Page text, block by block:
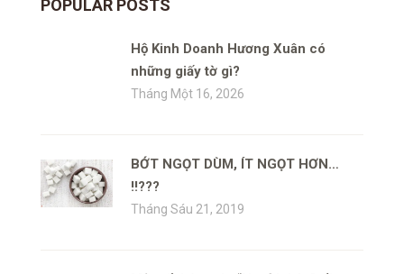
POPULAR POSTS
Hộ Kinh Doanh Hương Xuân có
những giấy tờ gì?
Tháng Một 16, 2026
BỚT NGỌT DÙM, ÍT NGỌT HƠN…
!!???
Tháng Sáu 21, 2019